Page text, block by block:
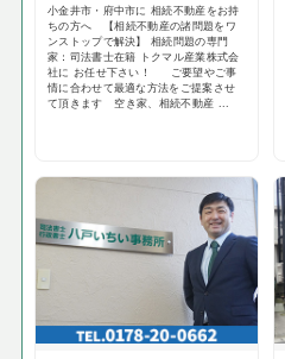
小金井市・府中市に 相続不動産をお持
ちの方へ 【相続不動産の諸問題をワ
ンストップで解決】 相続問題の専門
家：司法書士在籍 トクマル産業株式会
社に お任せ下さい！ ご要望やご事
情に合わせて最適な方法をご提案させ
て頂きます 空き家、相続不動産 ...